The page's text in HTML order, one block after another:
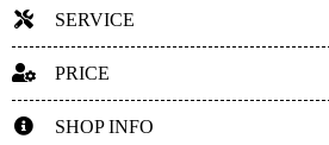
SERVICE
PRICE
SHOP INFO